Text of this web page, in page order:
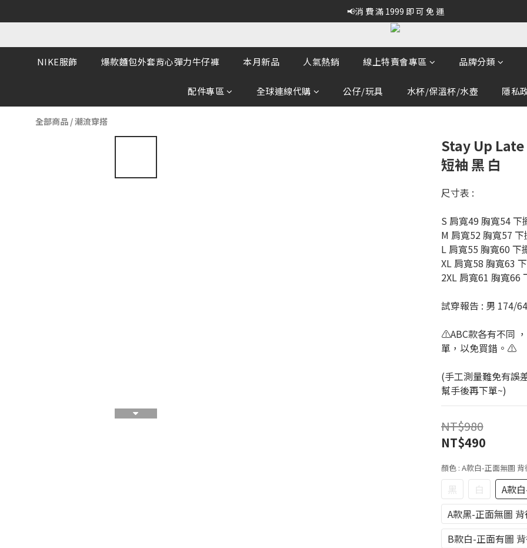
📢消 費 滿 1999 即 可 免 運
NIKE服飾 爆款麵包外套背心彈力牛仔褲 本月新品 人氣熱銷 線上特賣會專區 品牌分類
配件專區 全球連線代購 公仔/玩具 水杯/保溫杯/水壺 隱私
全部商品 /潮流穿搭
Stay Up Late
短袖 黑 白
尺寸表 :
S 肩寬49 胸寬54 下
M 肩寬52 胸寬57
L 肩寬55 胸寬60 下
XL 肩寬58 胸寬63
2XL 肩寬61 胸寬66
試穿報告 : 男 174/
⚠️ABC款各有不同
單，以免買錯。⚠️
(手工測量難免有誤
幫手後再下單~)
NT$980
NT$490
顏色 : A款白-正面無圖
黑 白
A款
A款黑-正面無圖
B款白-正面有圖